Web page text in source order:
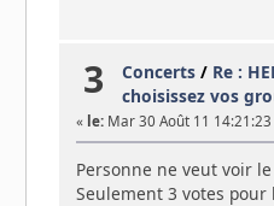
3 Concerts / Re :
choisissez vos
« le:Mar 30 Août 11 14:21:23
Personne ne veut voir
Seulement 3 votes